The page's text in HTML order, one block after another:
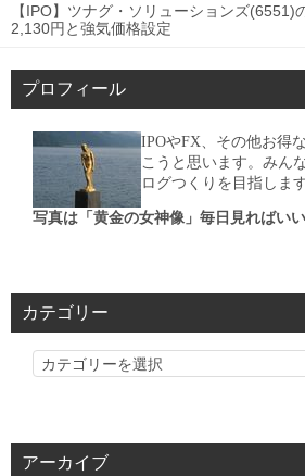
【IPO】ツナグ・ソリューションズ(6551)
2,130円と強気価格設定
プロフィール
IPOやFX、その他お得
こうと思います。みん
ログつくりを目指します
写真は「黄金の女神像」毎日見ればい
カテゴリー
カ
リ
アーカイブ